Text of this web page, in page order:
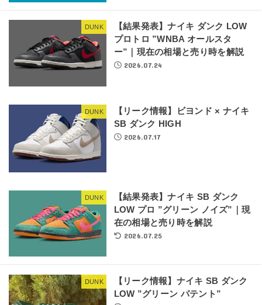
DUNK
【結果発表】ナイキ ダンク LOW
プロトロ ”WNBA オールスタ
ー”｜現在の相場と売り時を解説
2026.07.24
DUNK
【リーク情報】ビヨンド × ナイキ
SB ダンク HIGH
2026.07.17
DUNK
【結果発表】ナイキ SB ダンク
LOW プロ ”グリーン ノイズ”｜現
在の相場と売り時を解説
2026.07.25
DUNK
【リーク情報】ナイキ SB ダンク
LOW ”グリーン パテント”